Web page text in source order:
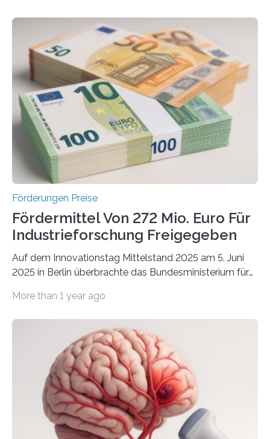
Förderungen Preise
Fördermittel Von 272 Mio. Euro Für
Industrieforschung Freigegeben
Auf dem Innovationstag Mittelstand 2025 am 5. Juni
2025 in Berlin überbrachte das Bundesministerium für
Überplanmäßige Verpflichtungsermächtigungen in
Woche vom Haushaltsausschuss freigegeben – unter
anderem zur Unterstützung der
Industrieforschungsprogramme Industrielle
Gemeinschaftsforschung (IGF), Zentrales
Innovationsprogramm Mittelstand (ZIM) und
Innovationskompetenz INNO-KOM. Auf dem
Innovationstag Mittelstand 2025 am 5. Juni 2025 in
Berlin überbrachte das Bundesministerium für
More than 1 year ago